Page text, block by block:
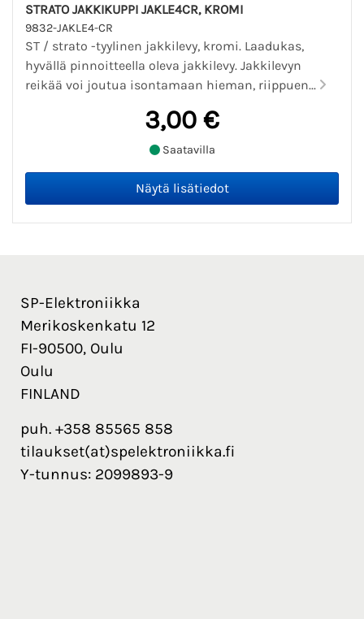
STRATO JAKKIKUPPI JAKLE4CR, KROMI
9832-JAKLE4-CR
ST / strato -tyylinen jakkilevy, kromi. Laadukas,
hyvällä pinnoitteella oleva jakkilevy. Jakkilevyn
reikää voi joutua isontamaan hieman, riippuen...
3,00 €
Saatavilla
SP-Elektroniikka
Merikoskenkatu 12
FI-90500, Oulu
Oulu
FINLAND
puh. +358 85565 858
tilaukset(at)spelektroniikka.fi
Y-tunnus: 2099893-9